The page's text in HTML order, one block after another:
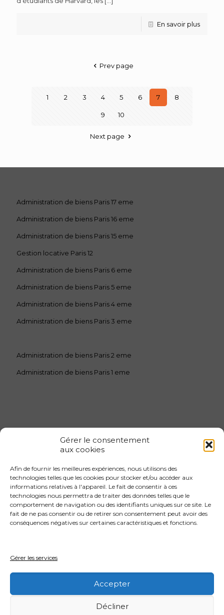
Gérer le consentement
aux cookies
Afin de fournir les meilleures expériences, nous utilisons des
technologies telles que les cookies pour stocker et/ou accéder aux
informations relatives à l'appareil. Le fait de consentir à ces
technologies nous permettra de traiter des données telles que le
comportement de navigation ou des identifiants uniques sur ce site. Le
fait de ne pas consentir ou de retirer son consentement peut avoir des
conséquences négatives sur certaines caractéristiques et fonctions.
Gérer les services
Accepter
Décliner
En savoir plus
Prev page
1 2 3 4 5 6 7 8
9 10
Next page
Administration de biens Paris 17 eme
Administration de biens Paris 16 eme
Administration de biens Paris 15 eme
Gestion locative Paris 12
Administration de biens Paris 6 eme
Administration de biens Paris 5 eme
Administration de biens Paris 4 eme
Administration de biens Paris 3 eme
Administration de biens Paris 2 eme
Administration de biens Paris 1 eme
Gestion locative 1er arrondissement
Gestion locative 2eme arrondissement
Gestion locative 3eme arrondissement
Gestion locative 4eme arrondissement
Gestion locative 5eme arrondissement
Gestion locative 6eme arrondissement